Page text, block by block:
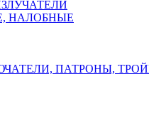
НАЛОБНЫЕ
ПАТРОНЫ,